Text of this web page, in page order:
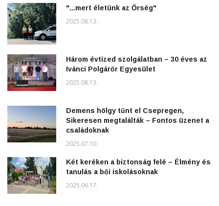
"...mert életünk az Őrség"
2025.08.13.
Három évtized szolgálatban – 30 éves az
Ivánci Polgárőr Egyesület
2025.08.13.
Demens hölgy tűnt el Csepregen,
Sikeresen megtalálták – Fontos üzenet a
családoknak
2025.07.10.
Két keréken a biztonság felé – Élmény és
tanulás a bői iskolásoknak
2025.06.17.